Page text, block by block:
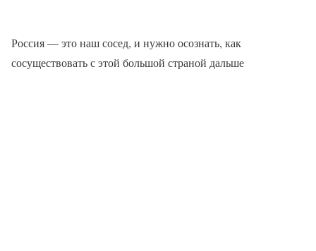
Россия — это наш сосед, и нужно осознать, как
сосуществовать с этой большой страной дальше